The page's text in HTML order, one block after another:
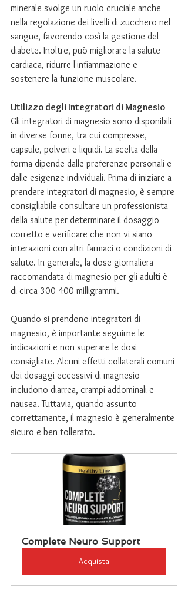
minerale svolge un ruolo cruciale anche
nella regolazione dei livelli di zucchero nel
sangue, favorendo così la gestione del
diabete. Inoltre, può migliorare la salute
cardiaca, ridurre l'infiammazione e
sostenere la funzione muscolare.
Utilizzo degli Integratori di Magnesio
Gli integratori di magnesio sono disponibili
in diverse forme, tra cui compresse,
capsule, polveri e liquidi. La scelta della
forma dipende dalle preferenze personali e
dalle esigenze individuali. Prima di iniziare a
prendere integratori di magnesio, è sempre
consigliabile consultare un professionista
della salute per determinare il dosaggio
corretto e verificare che non vi siano
interazioni con altri farmaci o condizioni di
salute. In generale, la dose giornaliera
raccomandata di magnesio per gli adulti è
di circa 300-400 milligrammi.
Quando si prendono integratori di
magnesio, è importante seguirne le
indicazioni e non superare le dosi
consigliate. Alcuni effetti collaterali comuni
dei dosaggi eccessivi di magnesio
includono diarrea, crampi addominali e
nausea. Tuttavia, quando assunto
correttamente, il magnesio è generalmente
sicuro e ben tollerato.
Complete Neuro Support
Acquista